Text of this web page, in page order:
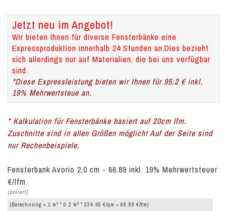
Jetzt neu im Angebot!
Wir bieten Ihnen für diverse Fensterbänke eine
Expressproduktion innerhalb 24 Stunden an.Dies bezieht
sich allerdings nur auf Materialien, die bei uns verfügbar
sind.
*Diese Expressleistung bieten wir Ihnen für 95.2 € inkl.
19% Mehrwertsteue an.
* Kalkulation für Fensterbänke basiert auf 20cm lfm.
Zuschnitte sind in allen Größen möglich! Auf der Seite sind
nur Rechenbeispiele.
Fensterbank Avorio 2,0 cm - 66.89 inkl. 19% Mehrwertsteuer
€/lfm
(poliert)
(Berechnung = 1 m 2 * 0.2 m 2 * 334.45 €/qm = 66.89 €/lfm)